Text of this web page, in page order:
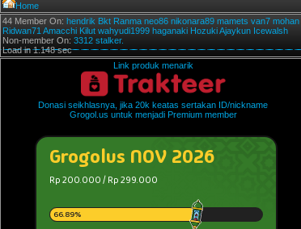
Home
44 Member On: hendrik Bkt Ranma neo86 nikonara89 mamets van7 mohan
Ridwan71 Amacchi Kilut wahyudi1999 haganaki HozukiAjaykun Icewalsh
Non-member On: 3312 stalker.
Load in 1.148 sec
Link produk menarik
Donasi seikhlasnya, jika 20k keatas sertakan ID/nickname
Grogol.us untuk menjadi Premium member